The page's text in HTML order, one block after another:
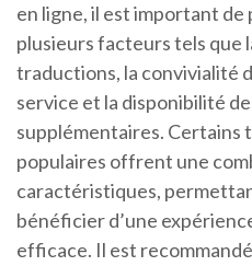
en ligne, il est important
plusieurs facteurs tels que
traductions, la convivialité
service et la disponibilité
supplémentaires. Certains
populaires offrent une
caractéristiques,
bénéficier d’une
efficace. Il est